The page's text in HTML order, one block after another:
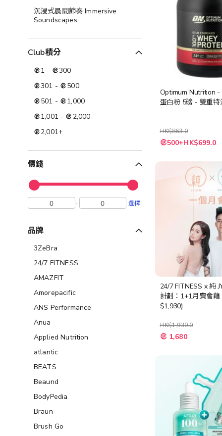
Optimum Nutrition -
蛋白粉 5磅 - 雙重特
HK$863.0
特
殊 500+HK$699.0
24/7 FITNESS x 純
計劃：1+1月費會藉
$1,930)
HK$1,930.0
特
殊 1,680
沉浸式晨間節奏 Immersive
Soundscapes
Club積分
1 -
300
301 -
500
501 -
1,000
1,001 -
2,000
2,001+
價錢
- 選擇
品牌
3ZeBra
24/7 FITNESS
AMAZFIT
Amorepacific
ANS Performance
Anua
Applied Nutrition
atlantic
BEATS
Beaund
BodyPedia
Braun
Brush Go